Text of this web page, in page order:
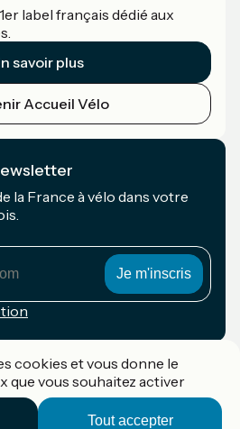
label français dédié aux
savoir plus
Accueil Vélo
la France à vélo dans votre
cookies et vous donne le
que vous souhaitez activer
Tout accepter